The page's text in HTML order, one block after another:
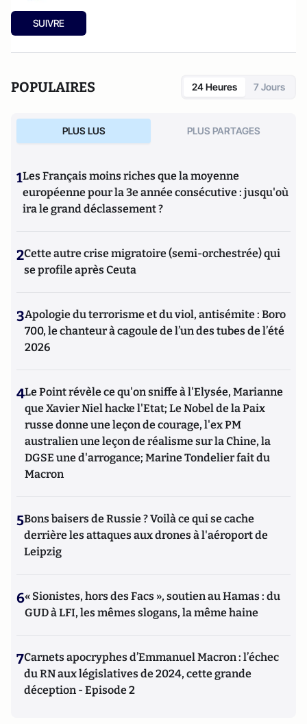
SUIVRE
POPULAIRES 24 Heures 7 Jours
PLUS LUS PLUS PARTAGES
1Les Français moins riches que la moyenne
européenne pour la 3e année consécutive : jusqu'où
ira le grand déclassement ?
2Cette autre crise migratoire (semi-orchestrée) qui
se profile après Ceuta
3Apologie du terrorisme et du viol, antisémite : Boro
700, le chanteur à cagoule de l’un des tubes de l’été
2026
4Le Point révèle ce qu'on sniffe à l'Elysée, Marianne
que Xavier Niel hacke l'Etat; Le Nobel de la Paix
russe donne une leçon de courage, l'ex PM
australien une leçon de réalisme sur la Chine, la
DGSE une d'arrogance; Marine Tondelier fait du
Macron
5Bons baisers de Russie ? Voilà ce qui se cache
derrière les attaques aux drones à l'aéroport de
Leipzig
6« Sionistes, hors des Facs », soutien au Hamas : du
GUD à LFI, les mêmes slogans, la même haine
7Carnets apocryphes d’Emmanuel Macron : l’échec
du RN aux législatives de 2024, cette grande
déception - Episode 2